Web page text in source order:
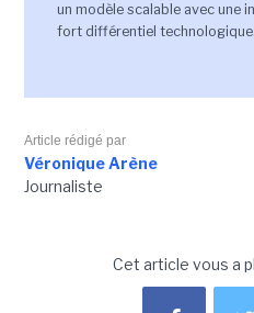
un modèle scalable avec une
fort différentiel technologique.
Article rédigé par
Véronique Arène
Journaliste
Cet article vous a